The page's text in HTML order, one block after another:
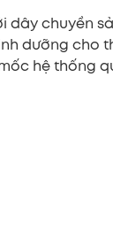
dây chuyền
dưỡng cho
hệ thống